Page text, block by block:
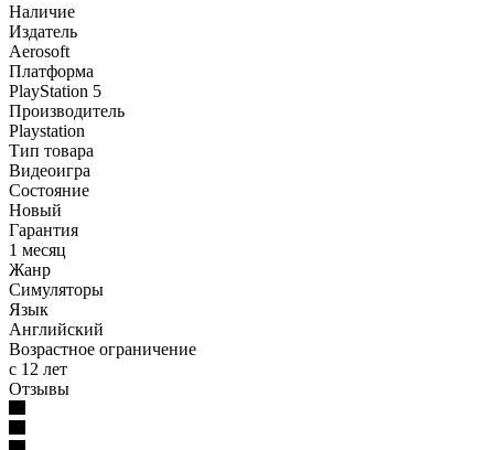
Наличие
Издатель
Aerosoft
Платформа
PlayStation 5
Производитель
Playstation
Тип товара
Видеоигра
Состояние
Новый
Гарантия
1 месяц
Жанр
Симуляторы
Язык
Английский
Возрастное ограничение
с 12 лет
Отзывы